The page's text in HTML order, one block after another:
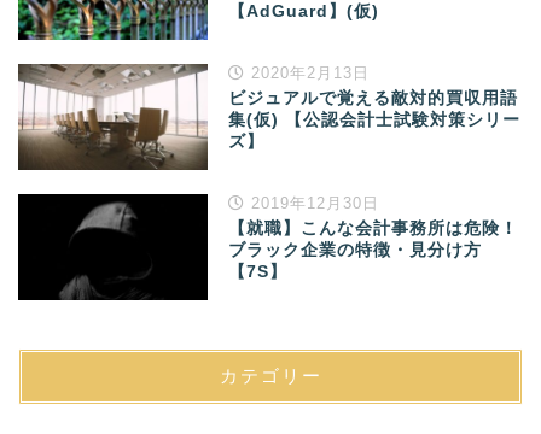
【AdGuard】(仮)
2020年2月13日
ビジュアルで覚える敵対的買収用語
集(仮) 【公認会計士試験対策シリー
ズ】
2019年12月30日
【就職】こんな会計事務所は危険！
ブラック企業の特徴・見分け方
【7S】
カテゴリー